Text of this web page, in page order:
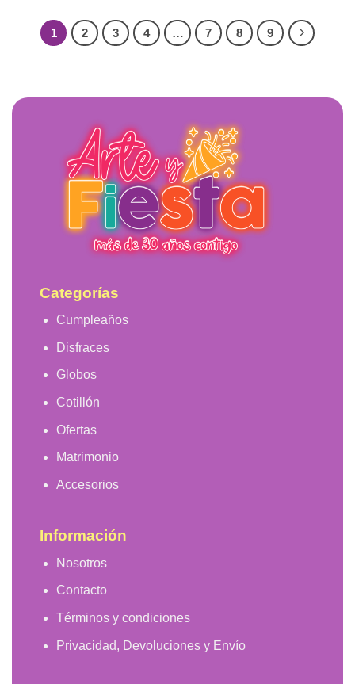
1 2 3 4 … 7 8 9
Categorías
Cumpleaños
Disfraces
Globos
Cotillón
Ofertas
Matrimonio
Accesorios
Información
Nosotros
Contacto
Términos y condiciones
Privacidad, Devoluciones y Envío